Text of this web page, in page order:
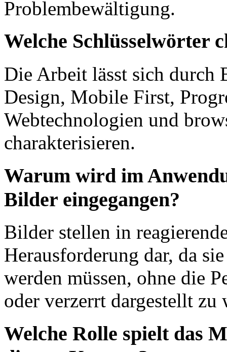
Problembewältigung.
Welche Schlüsselwörter
Die Arbeit lässt sich durch
Design, Mobile First,
Webtechnologien und
charakterisieren.
Warum wird im
Bilder eingegangen?
Bilder stellen in
Herausforderung dar, da
werden müssen, ohne die
oder verzerrt dargestellt zu
Welche Rolle spielt das